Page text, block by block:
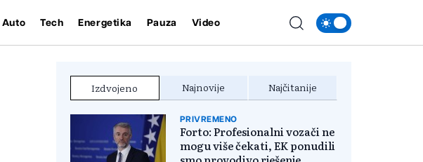
Auto Tech Energetika Pauza Video
Izdvojeno Najnovije Najčitanije
PRIVREMENO
Forto: Profesionalni vozači ne
mogu više čekati, EK ponudili